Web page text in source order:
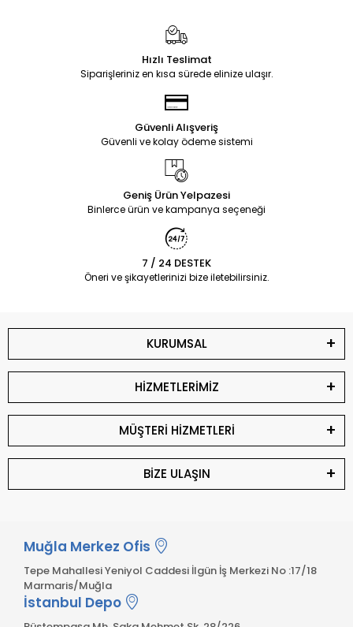
Hızlı Teslimat
Siparişleriniz en kısa sürede elinize ulaşır.
Güvenli Alışveriş
Güvenli ve kolay ödeme sistemi
Geniş Ürün Yelpazesi
Binlerce ürün ve kampanya seçeneği
7 / 24 DESTEK
Öneri ve şikayetlerinizi bize iletebilirsiniz.
KURUMSAL
HİZMETLERİMİZ
MÜŞTERİ HİZMETLERİ
BİZE ULAŞIN
Muğla Merkez Ofis
Tepe Mahallesi Yeniyol Caddesi İlgün İş Merkezi No :17/18
Marmaris/Muğla
İstanbul Depo